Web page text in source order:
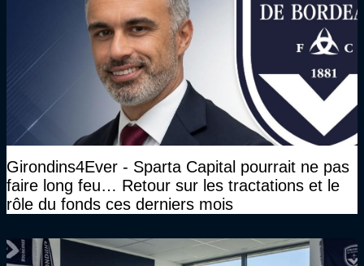
Girondins4Ever - Sparta Capital pourrait ne pas
faire long feu… Retour sur les tractations et le
rôle du fonds ces derniers mois